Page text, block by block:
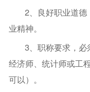
2、良好职业道
业精神。
3、职称要求，必
经济师、统计师或工
可以）。